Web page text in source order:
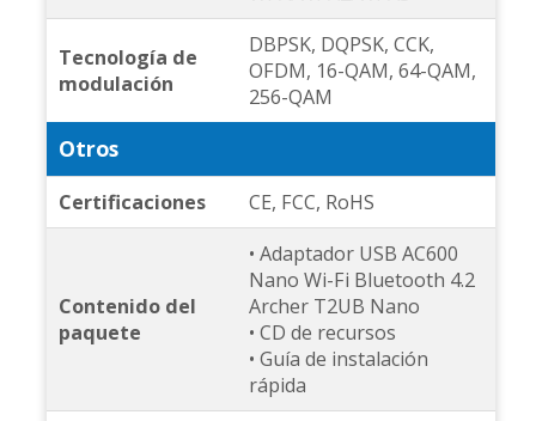
Tecnología de
modulación
DBPSK, DQPSK, CCK,
OFDM, 16-QAM, 64-QAM,
256-QAM
Otros
Certificaciones CE, FCC, RoHS
Contenido del
paquete
• Adaptador USB AC600
Nano Wi-Fi Bluetooth 4.2
Archer T2UB Nano
• CD de recursos
• Guía de instalación
rápida